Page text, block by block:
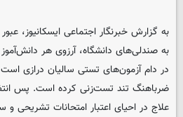
به گزارش خبرنگار اجتماعی ایسکانیوز،
به صندلی‌های دانشگاه، آرزوی هر
در دام آزمون‌های تستی سالیان درازی
ضرباهنگ تند تست‌زنی کرده است. پس
علاج در احیای اعتبار امتحانات تشریحی